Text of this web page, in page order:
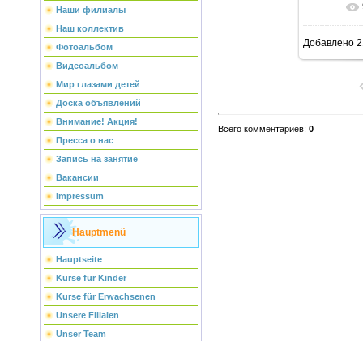
Наши филиалы
Наш коллектив
Фотоальбом
Видеоальбом
Мир глазами детей
Доска объявлений
Внимание! Акция!
Пресса о нас
Запись на занятие
Вакансии
Impressum
Hauptmenü
Hauptseite
Kurse für Kinder
Kurse für Erwachsenen
Unsere Filialen
Unser Team
В
Добавлено
Всего комментариев: 0